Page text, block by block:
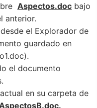
Aspectos.doc bajo
anterior.
el Explorador de
guardado en
el documento
en su carpeta de